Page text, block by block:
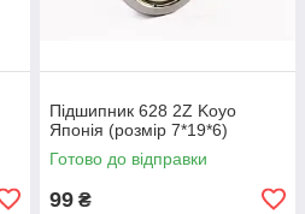
Підшипник 628 2Z Koyo
Японія (розмір 7*19*6)
Готово до відправки
99 ₴